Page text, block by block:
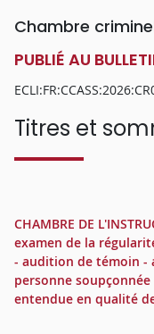
Chambre
PUBLIÉ AU
Titres et
CHAMBRE DE
examen de la
- audition de témoin -
personne
entendue en qualité